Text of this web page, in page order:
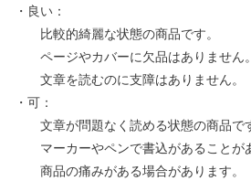
・良い：
比較的綺麗な状態の商品です。
ページやカバーに欠品はありません。
文章を読むのに支障はありません。
・可：
文章が問題なく読める状態の商品で
マーカーやペンで書込があることが
商品の痛みがある場合があります。